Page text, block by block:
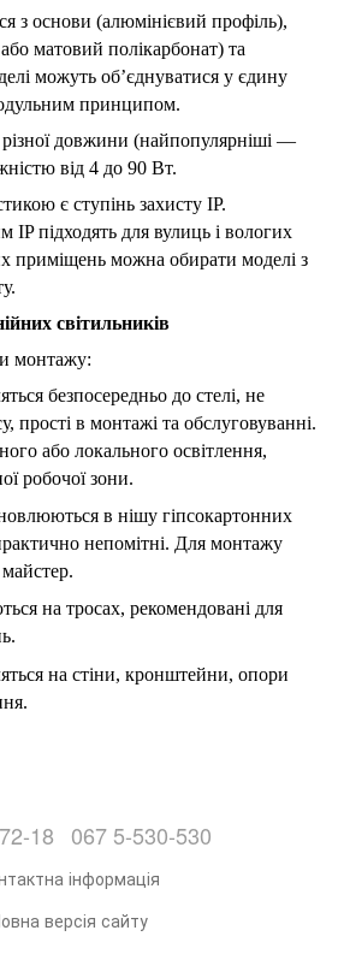
з основи (алюмінієвий профіль),
матовий полікарбонат) та
можуть об’єднуватися у єдину
принципом.
довжини (найпопулярніші —
від 4 до 90 Вт.
є ступінь захисту IP.
IP підходять для вулиць і вологих
приміщень можна обирати моделі з
світильників
монтажу:
безпосередньо до стелі, не
прості в монтажі та обслуговуванні.
або локального освітлення,
робочої зони.
в нішу гіпсокартонних
непомітні. Для монтажу
на тросах, рекомендовані для
на стіни, кронштейни, опори
18 067 5-530-530
інформація
версія сайту